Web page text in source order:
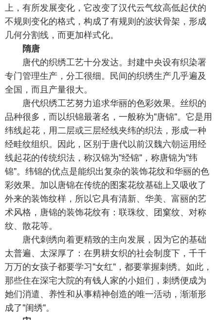
上，有所发展变化，它改变了汉代云气纹高低起伏的
不规则变化的格式，构成了有规则的波状骨架，形成
几何分割线，而更加样式化。
隋唐
唐代的织绣工艺十分发达。封建中央设有织染署
专门管理生产，分工很细。民间的织绣生产几乎遍及
全国，而且产量很大。
唐代织绣工艺努力追求华丽的色彩效果。丝织的
品种很多，而以织锦最著名，一般称为"唐锦"。它是用
纬线起花，用二层或三层经线夹纬的织法，形成一种
经畦纹组织。因此，区别于唐代以前汉魏六朝运用经
线起花的传统织法，称汉锦为"经锦"，称唐锦为"纬
锦"。纬锦的优点是能织出复杂的装饰花纹和华丽的色
彩效果。加以唐锦在传统的图案花纹基础上又吸收了
外来的装饰纹样，所以它具有清新、华美、富丽的艺
术风格，唐锦的装饰花纹有：联珠纹、团窠纹、对称
纹、散花等。
唐代刺绣向着更精致的主向发展，因为它的基础
太普遍、太深厚了：在男耕女织的社会制度下，千千
万万的女孩子都要学习"女红"，都要掌握刺绣。如此，
那些住在深宅大院的有钱人家的小姐们，刺绣便成为
她们消遣、养性和从事精神创造的唯一活动，渐渐形
成了"闺绣"。